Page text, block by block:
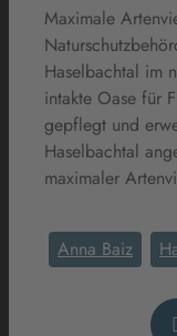
Maximale
Haselbachtal im
intakte Oase für
gepflegt und
Haselbachtal
maximaler
Anna Baiz